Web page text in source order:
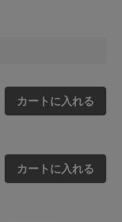
カートに入れる
カートに入れる